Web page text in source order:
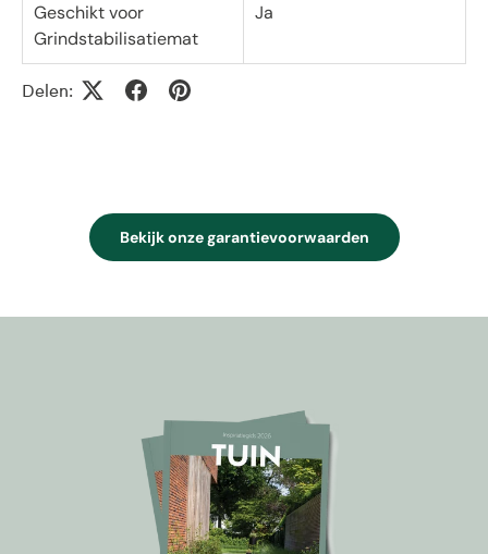
Geschikt voor
Grindstabilisatiemat
Ja
Delen:
Bekijk onze garantievoorwaarden